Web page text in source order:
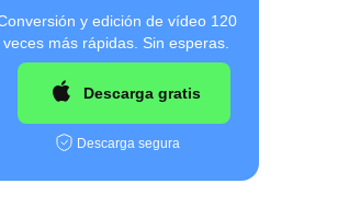
y edición de vídeo 120
veces más rápidas. Sin esperas.
Descarga gratis
Descarga segura